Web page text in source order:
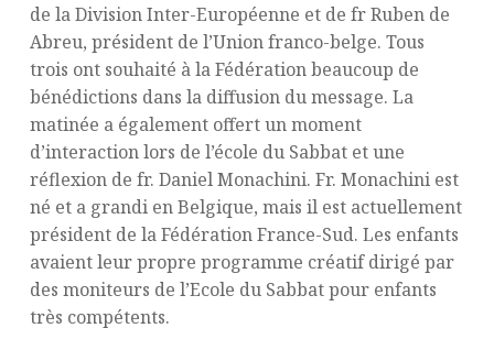
de la Division Inter-Européenne et de fr Ruben de
Abreu, président de l’Union franco-belge. Tous
trois ont souhaité à la Fédération beaucoup de
bénédictions dans la diffusion du message. La
matinée a également offert un moment
d’interaction lors de l’école du Sabbat et une
réflexion de fr. Daniel Monachini. Fr. Monachini est
né et a grandi en Belgique, mais il est actuellement
président de la Fédération France-Sud. Les enfants
avaient leur propre programme créatif dirigé par
des moniteurs de l’Ecole du Sabbat pour enfants
très compétents.